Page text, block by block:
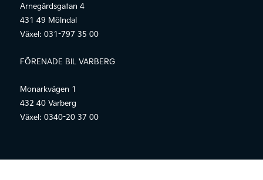
Arnegårdsgatan 4
431 49 Mölndal
Växel: 031-797 35 00
FÖRENADE BIL VARBERG
Monarkvägen 1
432 40 Varberg
Växel: 0340-20 37 00